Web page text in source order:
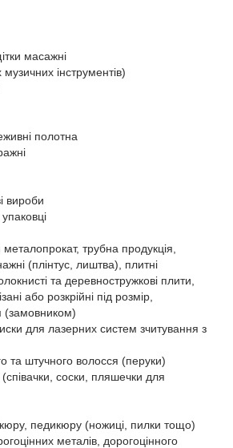
масажні
інструментів)
полотна
вироби
металопрокат, трубна продукція,
(плінтус, лиштва), плитні
та деревностружкові плити,
або розкрійні під розмір,
(замовником)
для лазерних систем зчитування з
та штучного волосся (перуки)
соски, пляшечки для
педикюру (ножиці, пилки тощо)
металів, дорогоцінного